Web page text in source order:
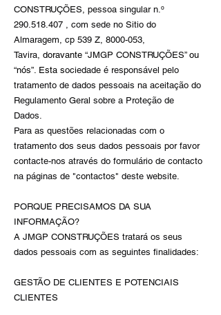
CONSTRUÇÕES, pessoa singular n.º
290.518.407 , com sede no Sitio do
Almaragem, cp 539 Z, 8000-053,
Tavira, doravante “JMGP CONSTRUÇÕES” ou
“nós”. Esta sociedade é responsável pelo
tratamento de dados pessoais na aceitação do
Regulamento Geral sobre a Proteção de
Dados.
Para as questões relacionadas com o
tratamento dos seus dados pessoais por favor
contacte-nos através do formulário de contacto
na páginas de "contactos" deste website.
PORQUE PRECISAMOS DA SUA
INFORMAÇÃO?
A JMGP CONSTRUÇÕES tratará os seus
dados pessoais com as seguintes finalidades:
GESTÃO DE CLIENTES E POTENCIAIS
CLIENTES